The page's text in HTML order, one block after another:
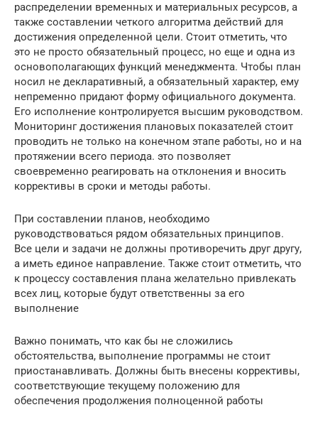
распределении временных и материальных ресурсов, а
также составлении четкого алгоритма действий для
достижения определенной цели. Стоит отметить, что
это не просто обязательный процесс, но еще и одна из
основополагающих функций менеджмента. Чтобы план
носил не декларативный, а обязательный характер, ему
непременно придают форму официального документа.
Его исполнение контролируется высшим руководством.
Мониторинг достижения плановых показателей стоит
проводить не только на конечном этапе работы, но и на
протяжении всего периода. это позволяет
своевременно реагировать на отклонения и вносить
коррективы в сроки и методы работы.
При составлении планов, необходимо
руководствоваться рядом обязательных принципов.
Все цели и задачи не должны противоречить друг другу,
а иметь единое направление. Также стоит отметить, что
к процессу составления плана желательно привлекать
всех лиц, которые будут ответственны за его
выполнение
Важно понимать, что как бы не сложились
обстоятельства, выполнение программы не стоит
приостанавливать. Должны быть внесены коррективы,
соответствующие текущему положению для
обеспечения продолжения полноценной работы